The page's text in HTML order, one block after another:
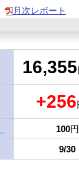
月次レポート
16,355
+256
100円
9/30